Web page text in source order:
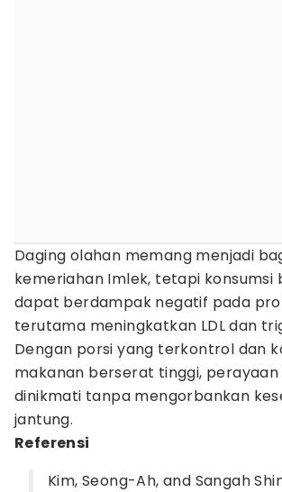
Daging olahan memang menjadi
kemeriahan Imlek, tetapi konsumsi
dapat berdampak negatif pada
terutama meningkatkan LDL dan
Dengan porsi yang terkontrol dan
makanan berserat tinggi,
dinikmati tanpa mengorbankan
jantung.
Referensi
Kim, Seong-Ah, and Sangah